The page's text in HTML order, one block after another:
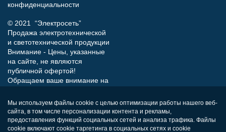
конфиденциальности
© 2021 “Электросеть”
Продажа электротехнической
и светотехнической продукции
Внимание - Цены, указанные
на сайте, не являются
публичной офертой!
Обращаем ваше внимание на
носит исключительно
информационный характер и
ни при каких условиях не
является публичной офертой,
Мы используем файлы cookie с целью оптимизации работы нашего веб-
сайта, в том числе персонализации контента и рекламы,
предоставления функций социальных сетей и анализа трафика. Файлы
cookie включают cookie таргетинга в социальных сетях и cookie